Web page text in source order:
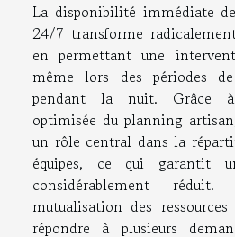
La disponibilité immédiate
24/7 transforme
en permettant une
même lors des périodes
pendant la nuit. Grâce
optimisée du planning
un rôle central dans la
équipes, ce qui garantit
considérablement
mutualisation des
répondre à plusieurs